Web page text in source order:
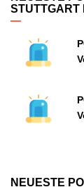
STUTTGART
NEUESTE